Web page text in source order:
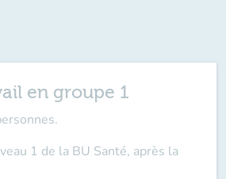
en groupe 1
1 de la BU Santé, après la